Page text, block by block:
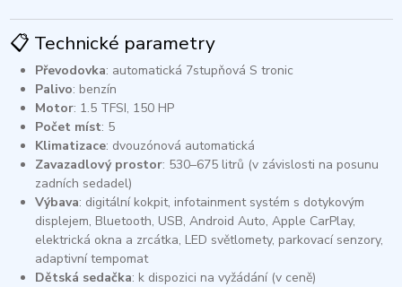
📋 Technické parametry
Převodovka: automatická 7stupňová S tronic
Palivo: benzín
Motor: 1.5 TFSI, 150 HP
Počet míst: 5
Klimatizace: dvouzónová automatická
Zavazadlový prostor: 530–675 litrů (v závislosti na posunu
zadních sedadel)
Výbava: digitální kokpit, infotainment systém s dotykovým
displejem, Bluetooth, USB, Android Auto, Apple CarPlay,
elektrická okna a zrcátka, LED světlomety, parkovací senzory,
adaptivní tempomat
Dětská sedačka: k dispozici na vyžádání (v ceně)​